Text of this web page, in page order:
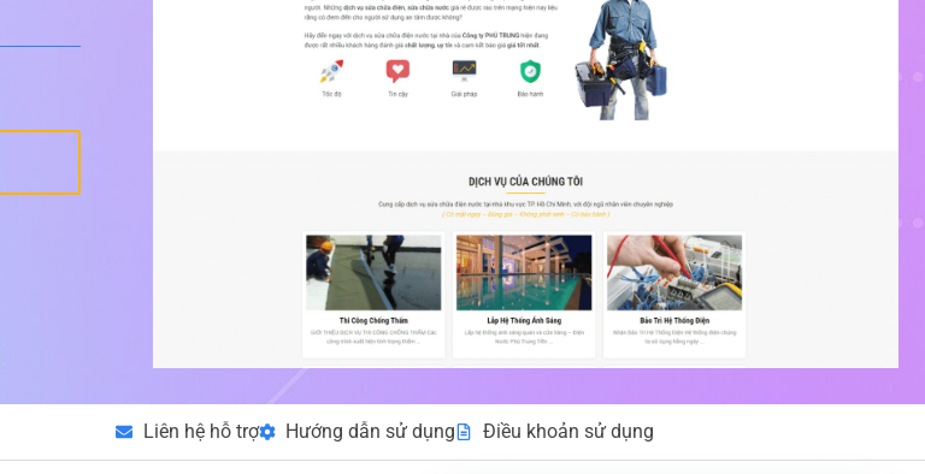
Liên hệ hỗ trợ Hướng dẫn sử dụng Điều khoản sử dụng